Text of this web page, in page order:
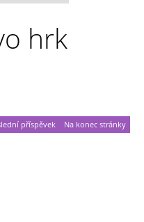
hrk
Na konec stránky
příspěvek